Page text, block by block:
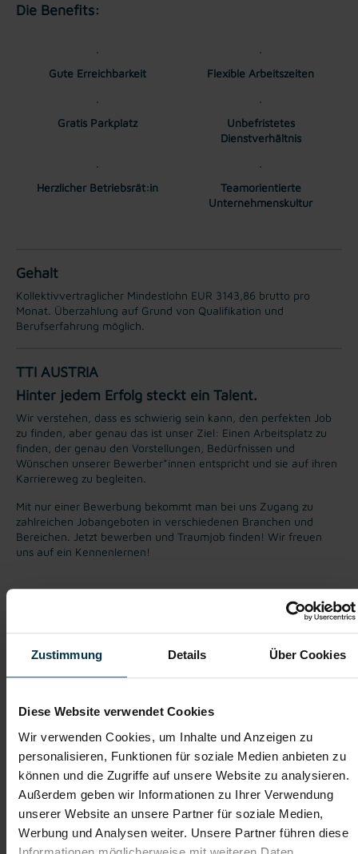
Zustimmung Details Über Cookies
Diese Website verwendet Cookies
Wir verwenden Cookies, um Inhalte und Anzeigen zu
personalisieren, Funktionen für soziale Medien anbieten zu
können und die Zugriffe auf unsere Website zu analysieren.
Außerdem geben wir Informationen zu Ihrer Verwendung
unserer Website an unsere Partner für soziale Medien,
Werbung und Analysen weiter. Unsere Partner führen diese
Die Benefits:
Gute Erreichbarkeit Flexible Arbeitszeiten
Gratis Parkplatz
Unbefristetes
Dienstverhältnis
Herzlicher Betriebsrät:in
Teamorientierte
Unternehmenskultur
Gehalt
Kollektivvertraglicher Mindestlohn EUR 3143,86 brutto pro
Monat. Überzahlung auf Grund von Qualifikation und
Berufserfahrung möglich.
TTI AUSTRIA
Hinter jedem Erfolg steckt ein Talent.
Wir verstehen, dass es schwierig sein kann, den perfekten Job
zu finden, aber genau das ist unser Ziel: Einen Arbeitsplatz zu
finden, der genau den Vorstellungen, Bedürfnissen und
Wünschen unserer Bewerber*innen entspricht und sie auf ihren
Karriereweg zu begleiten.
Mit nur einer Bewerbung bekommt man bei uns Zugang zu
zahlreichen Jobangeboten in verschiedenen Branchen und
Bereichen. Jetzt bewerben und Traumjob finden! Wir freuen
uns auf ein Kennenlernen!
Zahlreiche Stellenangebote
TTI-Betriebsrat und
Weiterbildungsangebote
Weitere interessante Jobmöglichkeiten
Holzarbeiter Flickstation 3 Schichtbetrieb (m/w/d)